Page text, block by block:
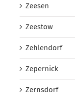
Zeesen
Zeestow
Zehlendorf
Zepernick
Zernsdorf